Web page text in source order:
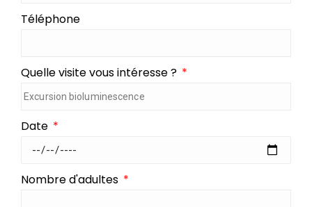
Téléphone
Quelle visite vous intéresse ?
Date
Nombre d'adultes